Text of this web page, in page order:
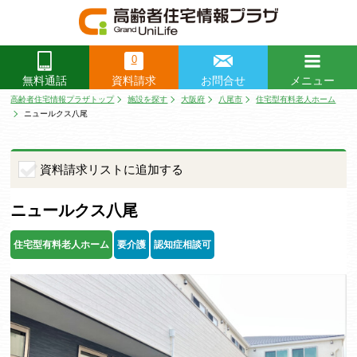
無料通話
0
資料請求 お問合せ
メニュー
閉じる
高齢者住宅情報プラザトップ 施設を探す 大阪府 八尾市
住宅型有料老人ホーム
ニュールクス八尾
資料請求リストに追加する
ニュールクス八尾
住宅型有料老人ホーム 要介護 認知症相談可